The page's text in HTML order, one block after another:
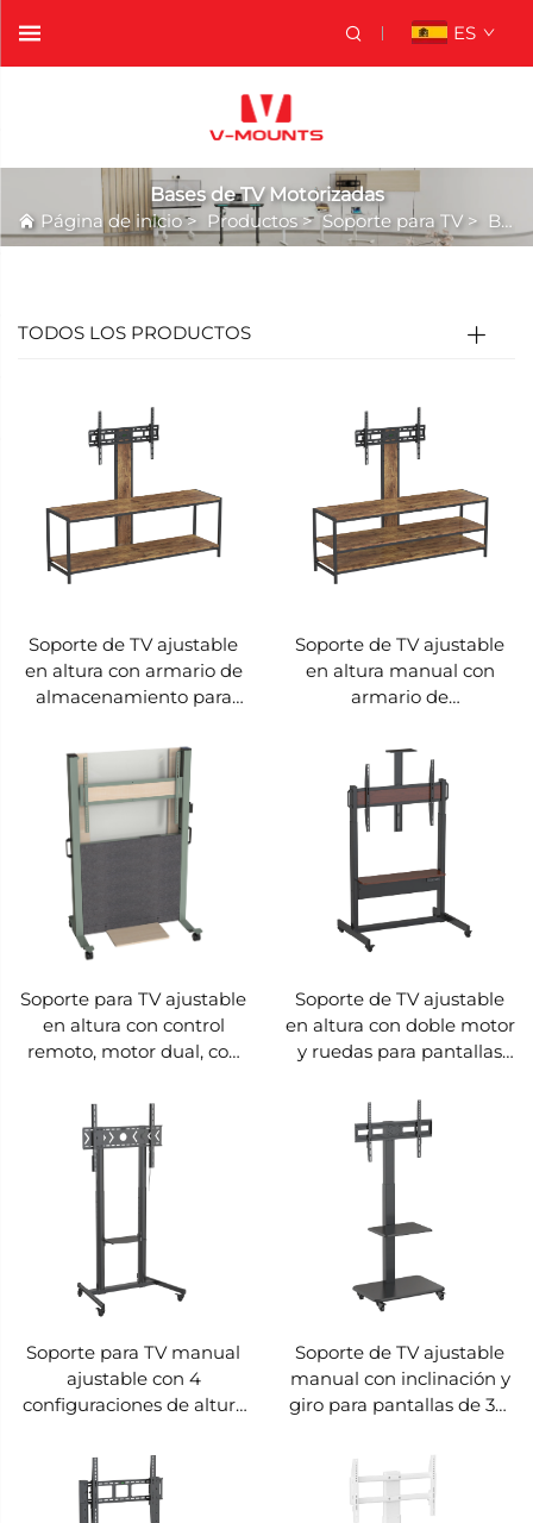
ES
Bases de TV Motorizadas
Página de inicio> Productos>Soporte para TV> Bases de TV Motorizadas
TODOS LOS PRODUCTOS
Soporte de TV ajustable
en altura con armario de
almacenamiento para
soportes V VM-TC017
Soporte de TV ajustable
en altura manual con
armario de
pantallas de 32–85",
soportes V VM-TC016
Soporte para TV ajustable
en altura con control
remoto, motor dual, con
pantalla de 100",
compatible con V-mounts
VM-TC015
Soporte de TV ajustable
en altura con doble motor
y ruedas para pantallas
TC014
Soporte para TV manual
ajustable con 4
configuraciones de altura
compatible con VESA
800x600 – V-MOUNTS
VM-TC013
Soporte de TV ajustable
manual con inclinación y
giro para pantallas de 37-
soportes V VM-TC012